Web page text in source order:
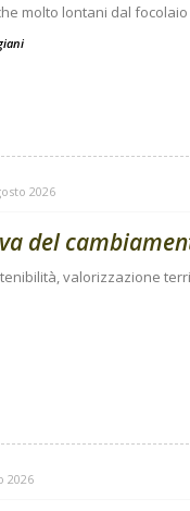
molto lontani dal
2026
del
valorizzazione
2026